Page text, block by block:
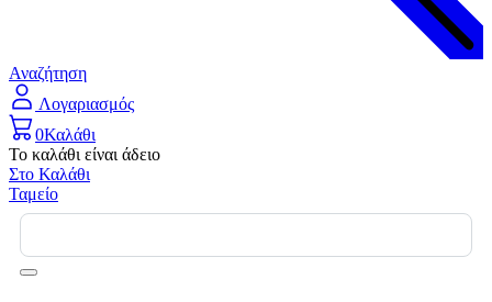
Αναζήτηση
Λογαριασμός
0Καλάθι
Το καλάθι είναι άδειο
Στο Καλάθι
Ταμείο